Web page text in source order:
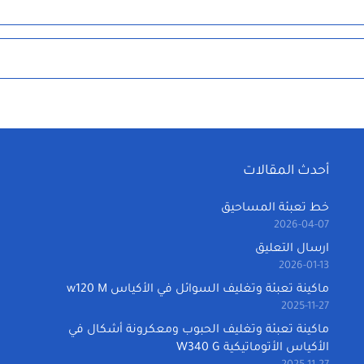
أحدث المقالات
خط تعبئة المساحيق
2026-04-07
ارسال التعليق
2026-01-13
ماكينة تعبئة وتغليف السوائل في الأكياس w120 M
2025-11-27
ماكينة تعبئة وتغليف الحبوب ومعكرونة أشكال في
الأكياس الأتوماتيكية W340 G